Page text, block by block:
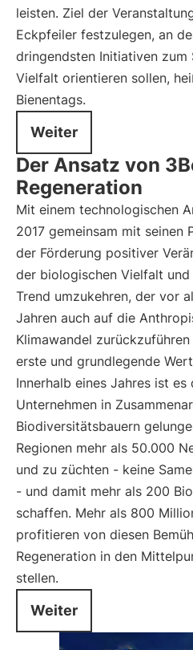
leisten. Ziel der
Eckpfeiler festzulegen, an
dringendsten Initiativen
Vielfalt orientieren sollen,
Bienentags.
Weiter
Der Ansatz von
Regeneration
Mit einem technologischen
2017 gemeinsam mit seinen
der Förderung positiver
der biologischen Vielfalt
Trend umzukehren, der vor
Jahren auch auf die
Klimawandel
erste und grundlegende
Innerhalb eines Jahres ist
Unternehmen in
Biodiversitätsbauern
Regionen mehr als 50.000
und zu züchten - keine
- und damit mehr als 200
schaffen. Mehr als 800
profitieren von diesen
Regeneration in den
stellen.
Weiter